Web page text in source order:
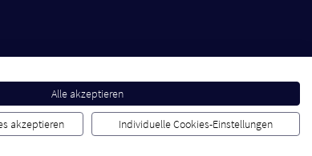
Alle akzeptieren
akzeptieren Individuelle Cookies-Einstellungen